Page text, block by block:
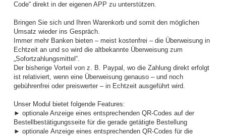
Code“ direkt in der eigenen APP zu unterstützen.
Bringen Sie sich und Ihren Warenkorb und somit den möglichen
Umsatz wieder ins Gespräch.
Immer mehr Banken bieten – meist kostenfrei – die Überweisung in
Echtzeit an und so wird die altbekannte Überweisung zum
„Sofortzahlungsmittel“.
Der bisherige Vorteil von z. B. Paypal, wo die Zahlung direkt erfolgt
ist relativiert, wenn eine Überweisung genauso – und noch
gebührenfrei oder preiswerter – in Echtzeit ausgeführt wird.
Unser Modul bietet folgende Features:
► optionale Anzeige eines entsprechenden QR-Codes auf der
Bestellbestätigungsseite für die gerade getätigte Bestellung
► optionale Anzeige eines entsprechenden QR-Codes für die